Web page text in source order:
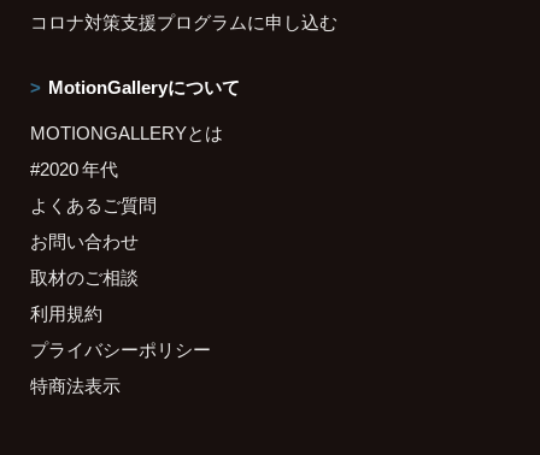
コロナ対策支援プログラムに申し込む
MotionGalleryについて
MOTIONGALLERYとは
#2020 年代
よくあるご質問
お問い合わせ
取材のご相談
利用規約
プライバシーポリシー
特商法表示